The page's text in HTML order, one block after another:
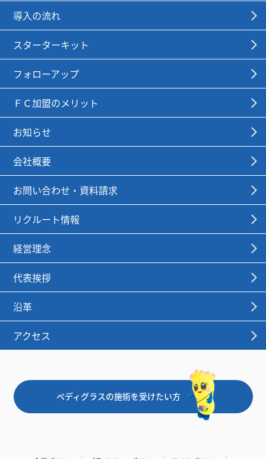
導入の流れ
スターターキット
フォローアップ
ＦＣ加盟のメリット
お知らせ
会社概要
お問い合わせ・資料請求
リクルート情報
経営理念
代表挨拶
沿革
アクセス
ペディグラスの施術を受けたい方